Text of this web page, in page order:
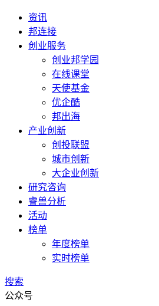
资讯
邦连接
创业服务
创业邦学园
在线课堂
天使基金
优企酷
邦出海
产业创新
创投联盟
城市创新
大企业创新
研究咨询
睿兽分析
活动
榜单
年度榜单
实时榜单
搜索
公众号